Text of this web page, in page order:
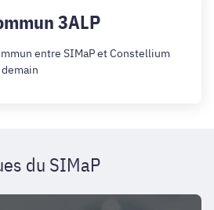
3ALP
entre SIMaP et Constellium
du SIMaP